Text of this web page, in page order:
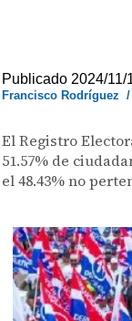
Publicado 2024/11/
Francisco Rodríguez /
El Registro
51.57% de
el 48.43% no